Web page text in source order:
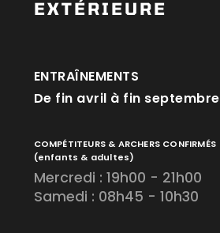
EXTÉRIEURE
ENTRAÎNEMENTS
De fin avril à fin septembre
COMPÉTITEURS & ARCHERS CONFIRMÉS
(enfants & adultes)
Mercredi : 19h00 - 21h00
Samedi : 08h45 - 10h30